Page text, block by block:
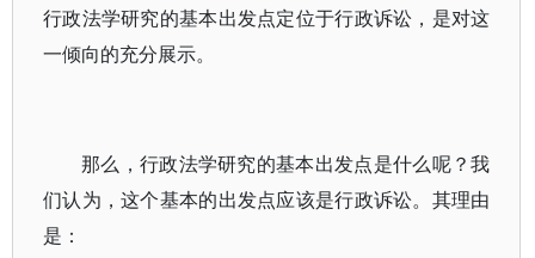
行政法学研究的基本出发点定位于行政诉讼，是对这
一倾向的充分展示。
那么，行政法学研究的基本出发点是什么呢？我
们认为，这个基本的出发点应该是行政诉讼。其理由
是：